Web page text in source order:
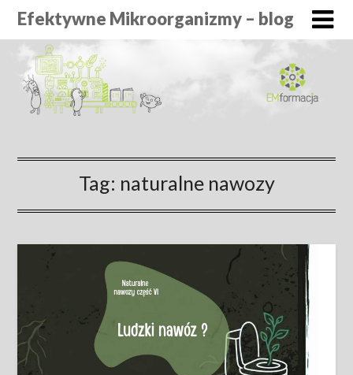
Efektywne Mikroorganizmy – blog
Tag: naturalne nawozy